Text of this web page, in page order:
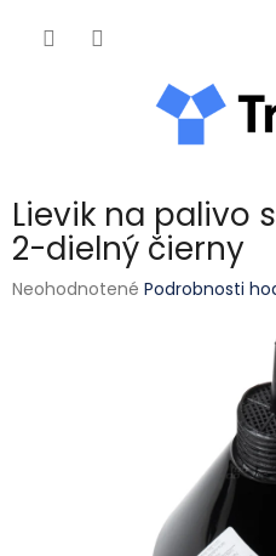
Lievik na palivo
2-dielný čierny
Priemerné hodnotenie
Neohodnotené Podrobnosti